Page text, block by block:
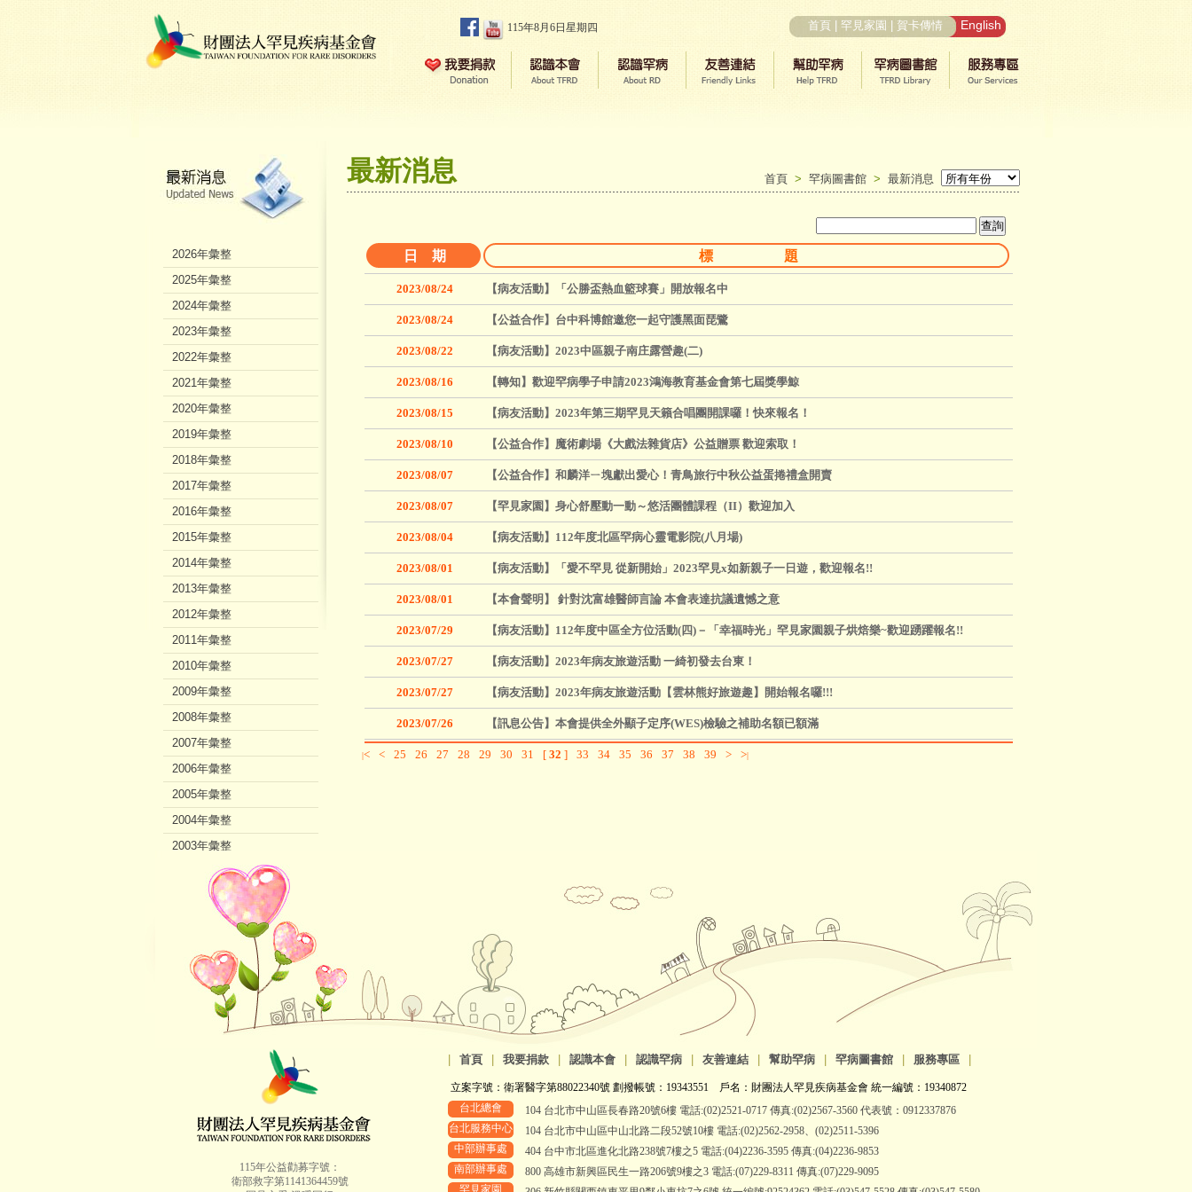
115年8月6日星期四 首頁 罕見家園 賀卡傳情 English
最新消息 首頁 > 罕病圖書館 > 最新消息
日 期 標 題
2023/08/24 【病友活動】「公勝盃熱血籃球賽」開放報名中
2023/08/24 【公益合作】台中科博館邀您一起守護黑面琵鷺
2023/08/22 【病友活動】2023中區親子南庄露營趣(二)
2023/08/16 【轉知】歡迎罕病學子申請2023鴻海教育基金會第七屆獎學鯨
2023/08/15 【病友活動】2023年第三期罕見天籟合唱團開課囉！快來報名！
2023/08/10 【公益合作】魔術劇場《大戲法雜貨店》公益贈票 歡迎索取！
2023/08/07 【公益合作】和麟洋ㄧ塊獻出愛心！青鳥旅行中秋公益蛋捲禮盒開賣
2023/08/07 【罕見家園】身心舒壓動一動～悠活團體課程（II）歡迎加入
2023/08/04 【病友活動】112年度北區罕病心靈電影院(八月場)
2023/08/01 【病友活動】「愛不罕見 從新開始」2023罕見x如新親子一日遊，歡迎報名!!
2023/08/01 【本會聲明】 針對沈富雄醫師言論 本會表達抗議遺憾之意
2023/07/29 【病友活動】112年度中區全方位活動(四)－「幸福時光」罕見家園親子烘焙樂~歡迎踴躍報名!!
2023/07/27 【病友活動】2023年病友旅遊活動 一綺初發去台東！
2023/07/27 【病友活動】2023年病友旅遊活動【雲林熊好旅遊趣】開始報名囉!!!
2023/07/26 【訊息公告】本會提供全外顯子定序(WES)檢驗之補助名額已額滿
|< < 25 26 27 28 29 30 31 [ 32 ] 33 34 35 36 37 38 39 > >|
2026年彙整
2025年彙整
2024年彙整
2023年彙整
2022年彙整
2021年彙整
2020年彙整
2019年彙整
2018年彙整
2017年彙整
2016年彙整
2015年彙整
2014年彙整
2013年彙整
2012年彙整
2011年彙整
2010年彙整
2009年彙整
2008年彙整
2007年彙整
2006年彙整
2005年彙整
2004年彙整
2003年彙整
2002年彙整
115年公益勸募字號：
衛部救字第1141364459號
首頁 我要捐款 認識本會 認識罕病 友善連結 幫助罕病 罕病圖書館 服務專區
立案字號：衛署醫字第88022340號 劃撥帳號：19343551 戶名：財團法人罕見疾病基金會 統一編號：19340872
台北總會
104 台北市中山區長春路20號6樓 電話:(02)2521-0717 傳真:(02)2567-3560 代表號：0912337876
台北服務中心
104 台北市中山區中山北路二段52號10樓 電話:(02)2562-2958、(02)2511-5396
中部辦事處
404 台中市北區進化北路238號7樓之5 電話:(04)2236-3595 傳真:(04)2236-9853
南部辦事處
800 高雄市新興區民生一路206號9樓之3 電話:(07)229-8311 傳真:(07)229-9095
罕見家園